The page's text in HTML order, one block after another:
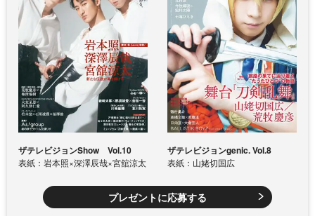
ザテレビジョンShow Vol.10
表紙：岩本照×深澤辰哉×宮舘涼太
ザテレビジョンgenic. Vol.8
表紙：山姥切国広
プレゼントに応募する